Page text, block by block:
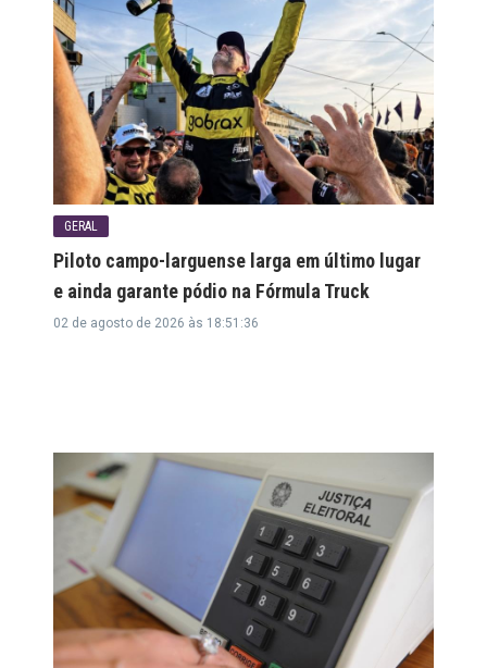
GERAL
Piloto campo-larguense larga em último lugar
e ainda garante pódio na Fórmula Truck
02 de agosto de 2026 às 18:51:36